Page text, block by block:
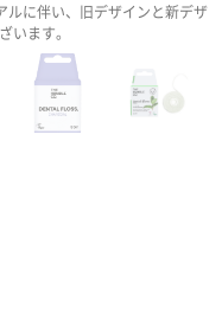
に伴い、旧デザインと新デザ
います。